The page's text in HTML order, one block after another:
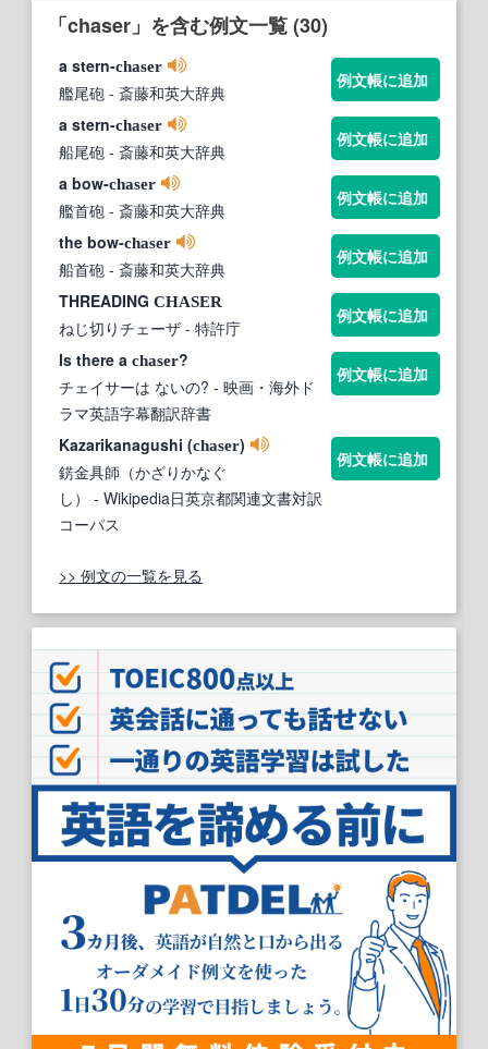
「chaser」を含む例文一覧 (30)
a stern-chaser
艦尾砲 - 斎藤和英大辞典
例文帳に追加
a stern-chaser
船尾砲 - 斎藤和英大辞典
例文帳に追加
a bow-chaser
艦首砲 - 斎藤和英大辞典
例文帳に追加
the bow-chaser
船首砲 - 斎藤和英大辞典
例文帳に追加
THREADING CHASER
ねじ切りチェーザ - 特許庁
例文帳に追加
Is there a chaser?
チェイサーは ないの? - 映画・海外ド
ラマ英語字幕翻訳辞書
例文帳に追加
Kazarikanagushi (chaser)
錺金具師（かざりかなぐ
し）
- Wikipedia日英京都関連文書対訳
コーパス
例文帳に追加
>> 例文の一覧を見る